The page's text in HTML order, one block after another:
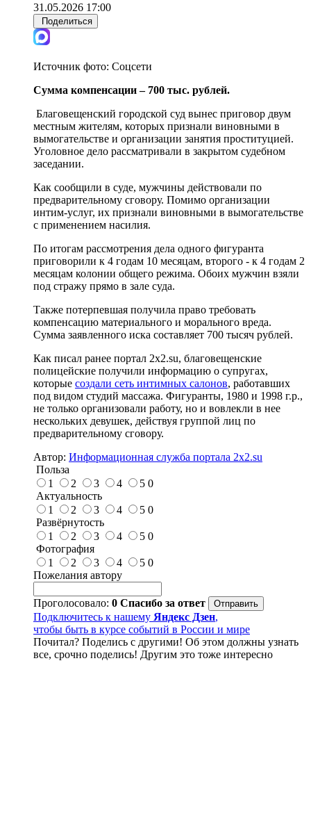
31.05.2026 17:00
Поделиться
Источник фото: Соцсети
Сумма компенсации – 700 тыс. рублей.
Благовещенский городской суд вынес приговор двум
местным жителям, которых признали виновными в
вымогательстве и организации занятия проституцией.
Уголовное дело рассматривали в закрытом судебном
заседании.
Как сообщили в суде, мужчины действовали по
предварительному сговору. Помимо организации
интим-услуг, их признали виновными в вымогательстве
с применением насилия.
По итогам рассмотрения дела одного фигуранта
приговорили к 4 годам 10 месяцам, второго - к 4 годам 2
месяцам колонии общего режима. Обоих мужчин взяли
под стражу прямо в зале суда.
Также потерпевшая получила право требовать
компенсацию материального и морального вреда.
Сумма заявленного иска составляет 700 тысяч рублей.
Как писал ранее портал 2х2.su, благовещенские
полицейские получили информацию о супругах,
которые создали сеть интимных салонов, работавших
под видом студий массажа. Фигуранты, 1980 и 1998 г.р.,
не только организовали работу, но и вовлекли в нее
нескольких девушек, действуя группой лиц по
предварительному сговору.
Автор: Информационная служба портала 2x2.su
Польза
1
2 3 4 5 0
Актуальность
1
2 3 4 5 0
Развёрнутость
1
2 3 4 5 0
Фотография
1
2 3 4 5 0
Пожелания автору
Проголосовало: 0 Спасибо за ответ
Подключитесь к нашему Яндекс Дзен,
чтобы быть в курсе событий в России и мире
Почитал? Поделись с другими! Об этом должны узнать
все, срочно поделись! Другим это тоже интересно